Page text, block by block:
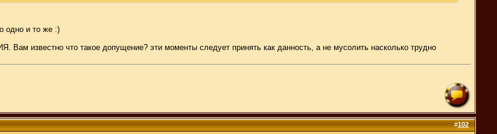
одно и то же :)
известно что такое допущение? эти моменты следует принять как данность, а не мусолить насколько трудно
#102